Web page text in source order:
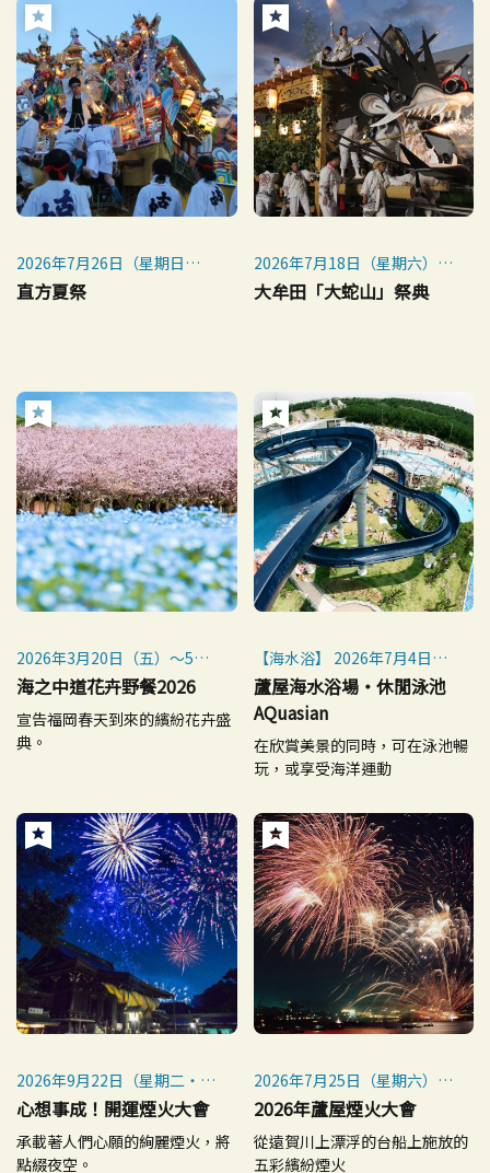
2026年7月26日（星期日）
※如遇惡劣天氣則取消
直方夏祭
2026年7月18日（星期六）～
26日（星期日）
人舞蹈、祗園六山遊行、比賽
和閉幕演出。
7月26日（星期日神龕：蛇山
大遊行
大牟田「大蛇山」祭典
2026年3月20日（五）～5月
17日（日）
海之中道花卉野餐2026
宣告福岡春天到來的繽紛花卉盛
典。
【海水浴】 2026年7月4日
（星期六）– 8月16日（星期
日）
【游泳池開放時間】 2026年7
月9日（星期四）– 8月30日
（星期日）
蘆屋海水浴場・休閒泳池
AQuasian
在欣賞美景的同時，可在泳池暢
玩，或享受海洋運動
2026年9月22日（星期二・國
定假日）
※雨天取消（不延期）
※每年9月22日舉行
心想事成！開運煙火大會
承載著人們心願的絢麗煙火，將
點綴夜空。
2026年7月25日（星期六）
※小雨照常舉行，雨天不順延
2026年蘆屋煙火大會
從遠賀川上漂浮的台船上施放的
五彩繽紛煙火